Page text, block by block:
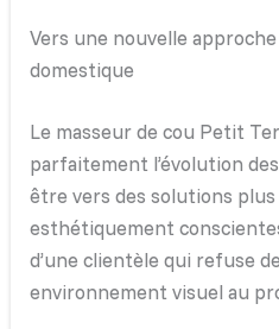
Vers une nouvelle
domestique
Le masseur de cou Petit
parfaitement l’évolution
être vers des solutions
esthétiquement
d’une clientèle qui refuse
environnement visuel au